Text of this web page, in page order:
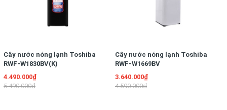
Cây nước nóng lạnh Toshiba
RWF-W1830BV(K)
4.490.000₫
5.490.000₫
Cây nước nóng lạnh Toshiba
RWF-W1669BV
3.640.000₫
4.590.000₫